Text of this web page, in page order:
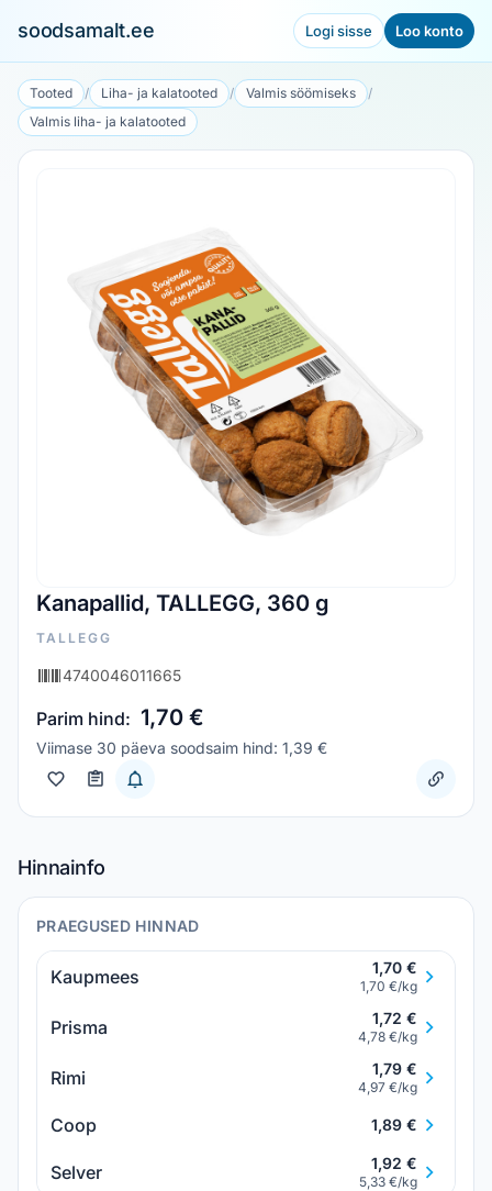
soodsamalt.ee Logi sisse Loo konto
Tooted / Liha- ja kalatooted / Valmis söömiseks
/
Valmis liha- ja kalatooted
Kanapallid, TALLEGG, 360 g
TALLEGG
4740046011665
Parim hind: 1,70 €
Viimase 30 päeva soodsaim hind: 1,39 €
Hinnainfo
PRAEGUSED HINNAD
Kaupmees 1,70 €
1,70 €/kg
Prisma 1,72 €
4,78 €/kg
Rimi 1,79 €
4,97 €/kg
Coop 1,89 €
Selver 1,92 €
5,33 €/kg